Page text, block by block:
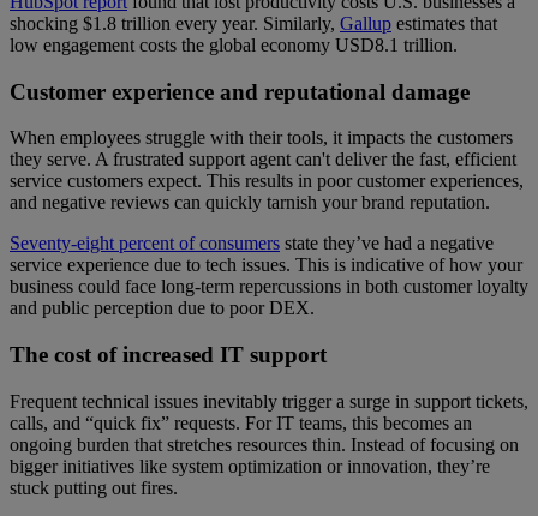
shocking $1.8 trillion every year. Similarly, Gallup estimates that
low engagement costs the global economy USD8.1 trillion.
Customer experience and reputational damage
When employees struggle with their tools, it impacts the customers
they serve. A frustrated support agent can't deliver the fast, efficient
service customers expect. This results in poor customer experiences,
and negative reviews can quickly tarnish your brand reputation.
Seventy-eight percent of consumers state they’ve had a negative
service experience due to tech issues. This is indicative of how your
business could face long-term repercussions in both customer loyalty
and public perception due to poor DEX.
The cost of increased IT support
Frequent technical issues inevitably trigger a surge in support tickets,
calls, and “quick fix” requests. For IT teams, this becomes an
ongoing burden that stretches resources thin. Instead of focusing on
bigger initiatives like system optimization or innovation, they’re
stuck putting out fires.